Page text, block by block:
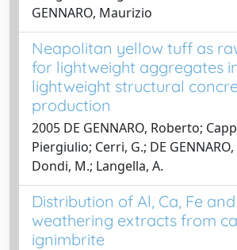
GENNARO, Maurizio
Neapolitan yellow tuff as
for lightweight aggregates
lightweight structural
production
2005 DE GENNARO, Roberto;
Piergiulio; Cerri, G.; DE
Dondi, M.; Langella, A.
Distribution of Al, Ca, Fe
weathering extracts from
ignimbrite